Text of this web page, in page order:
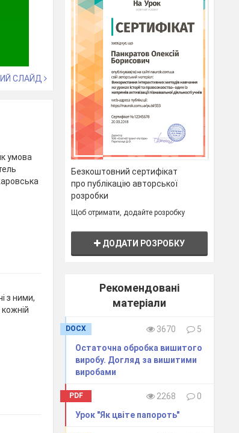
СЛАЙД
умова
з ними,
Безкоштовний сертифікат
про публікацію авторської
розробки
Щоб отримати, додайте розробку
ДОДАТИ РОЗРОБКУ
Рекомендовані
матеріали
DOCX 3670
5
Остаточна обробка вишитого
виробу. Догляд за вишитими
виробами
PDF 2268
0
Урок "Як цвіте папороть"